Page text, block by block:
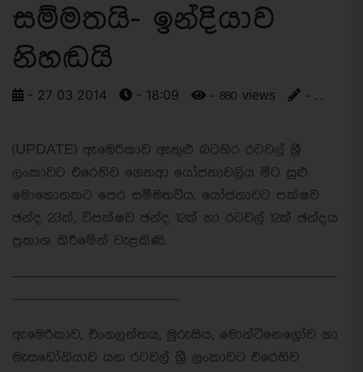
සම්මතයි- ඉන්දියාව
නිහඬයි
- 27 03 2014 - 18:09 - 880 views - . .
(UPDATE) ඇමෙරිකාව ඇතුළු බටහිර රටවල් ශ්‍රී
ලංකාවට එරෙහිව ගෙනආ යෝජනාවලිය මීට සුළු
මොහොතකට පෙර සම්මතවිය. යෝජනාවට පක්ෂව
ඡන්ද 23ක්, විපක්ෂව ඡන්ද 12ක් හා රටවල් 12ක් ඡන්දය
ප්‍රකාශ කිරීමේන් වැළකිණි.
--------------------------------------------------------------------------------
-----------------------------------------
ඇමෙරිකාව, එංගලන්තය, මුරුසිය, මොන්ටිනෙග්‍රෝව හා
මැසඩෝනියාව යන රටවල් ශ්‍රී ලංකාවට එරෙහිව